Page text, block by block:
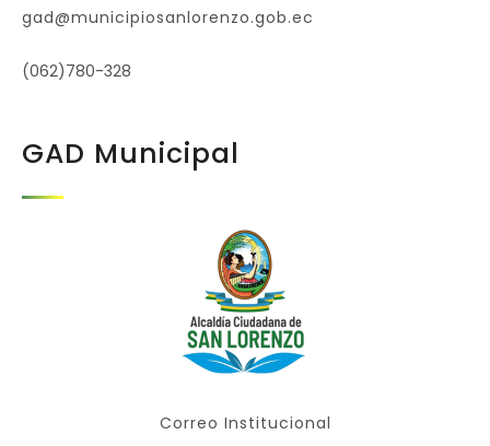
gad@municipiosanlorenzo.gob.ec
(062)780-328
GAD Municipal
Correo Institucional